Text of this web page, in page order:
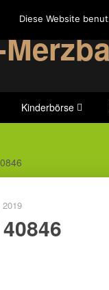
Kinderbörse
Diese Website